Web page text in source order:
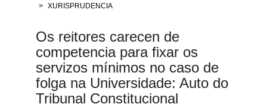
XURISPRUDENCIA
Os reitores carecen de
competencia para fixar os
servizos mínimos no caso de
folga na Universidade: Auto do
Tribunal Constitucional